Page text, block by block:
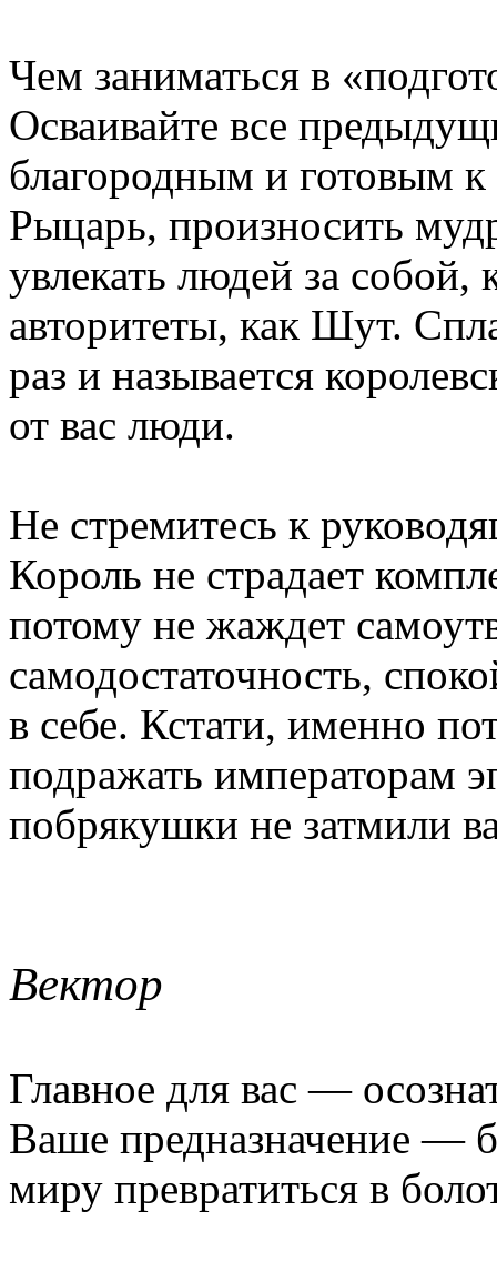
Чем заниматься в
Осваивайте все
благородным и готовым к
Рыцарь, произносить
увлекать людей за
авторитеты, как Шут.
раз и называется
от вас люди.
Не стремитесь к
Король не страдает
потому не жаждет
самодостаточность,
в себе. Кстати, именно
подражать императорам
побрякушки не затмили
Вектор
Главное для вас —
Ваше предназначение —
миру превратиться в